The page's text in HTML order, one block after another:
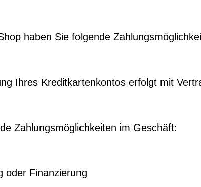
haben Sie folgende
Ihres Kreditkartenkontos erfolgt mit
Zahlungsmöglichkeiten im Geschäft:
oder Finanzierung